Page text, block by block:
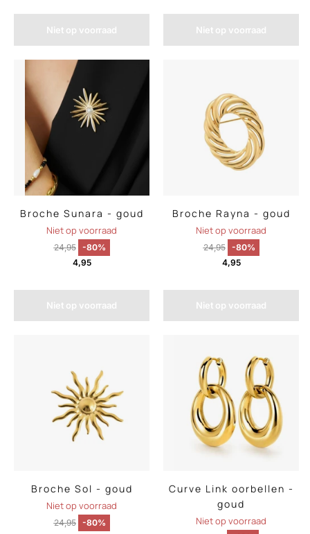
Niet op voorraad Niet op voorraad
Broche Sunara - goud
Niet op voorraad
24,95
-80%
4,95
Niet op voorraad
Broche Rayna - goud
Niet op voorraad
24,95
-80%
4,95
Niet op voorraad
Broche Sol - goud
Niet op voorraad
24,95
-80%
Curve Link oorbellen -
goud
Niet op voorraad